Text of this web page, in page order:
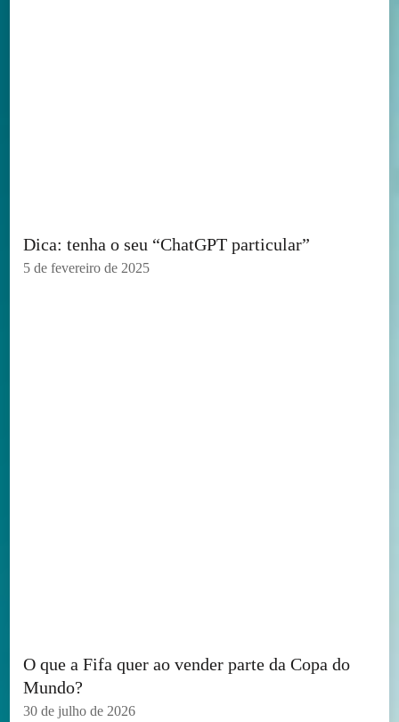
Dica: tenha o seu “ChatGPT particular”
5 de fevereiro de 2025
O que a Fifa quer ao vender parte da Copa do
Mundo?
30 de julho de 2026